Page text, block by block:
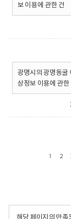
보 이용에 관한 건
광명시의 광명동굴
상정보 이용에 관한
1 2
해당 페이지의 만족